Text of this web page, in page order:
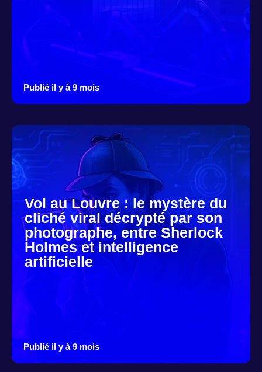
Publié il y à 9 mois
Vol au Louvre : le mystère du
cliché viral décrypté par son
photographe, entre Sherlock
Holmes et intelligence
artificielle
Publié il y à 9 mois